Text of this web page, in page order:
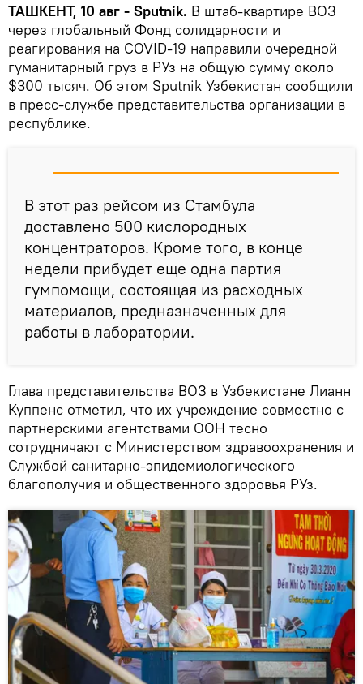
ТАШКЕНТ, 10 авг - Sputnik. В штаб-квартире ВОЗ
через глобальный Фонд солидарности и
реагирования на COVID-19 направили очередной
гуманитарный груз в РУз на общую сумму около
$300 тысяч. Об этом Sputnik Узбекистан сообщили
в пресс-службе представительства организации в
республике.
В этот раз рейсом из Стамбула
доставлено 500 кислородных
концентраторов. Кроме того, в конце
недели прибудет еще одна партия
гумпомощи, состоящая из расходных
материалов, предназначенных для
работы в лаборатории.
Глава представительства ВОЗ в Узбекистане Лианн
Куппенс отметил, что их учреждение совместно с
партнерскими агентствами ООН тесно
сотрудничают с Министерством здравоохранения и
Службой санитарно-эпидемиологического
благополучия и общественного здоровья РУз.